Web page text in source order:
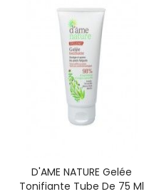
D'AME NATURE Gelée
Tonifiante Tube De 75 Ml